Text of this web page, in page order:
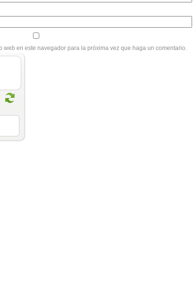
en este navegador para la próxima vez que haga un comentario.